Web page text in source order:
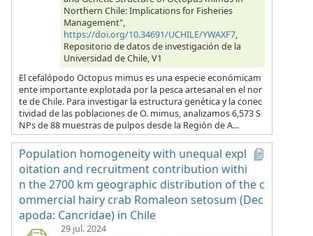
Northern Chile: Implications for Fisheries
Management",
https://doi.org/10.34691/UCHILE/YWAXF7,
Repositorio de datos de investigación de la
Universidad de Chile, V1
El cefalópodo Octopus mimus es una especie económicam
ente importante explotada por la pesca artesanal en el nor
te de Chile. Para investigar la estructura genética y la conec
tividad de las poblaciones de O. mimus, analizamos 6,573 S
NPs de 88 muestras de pulpos desde la Región de A...
Population homogeneity with unequal expl
oitation and recruitment contribution withi
n the 2700 km geographic distribution of the c
ommercial hairy crab Romaleon setosum (Dec
apoda: Cancridae) in Chile
29 jul. 2024